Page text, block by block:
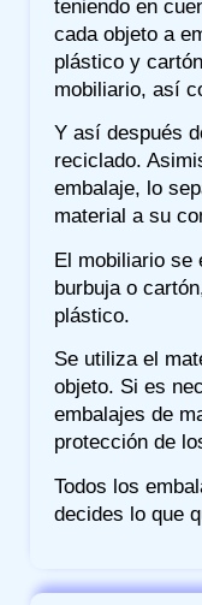
teniendo en
cada objeto a
plástico y
mobiliario, así
Y así después
reciclado.
embalaje, lo
material a su
El mobiliario se
burbuja o
plástico.
Se utiliza el
objeto. Si es
embalajes de
protección de
Todos los
decides lo que